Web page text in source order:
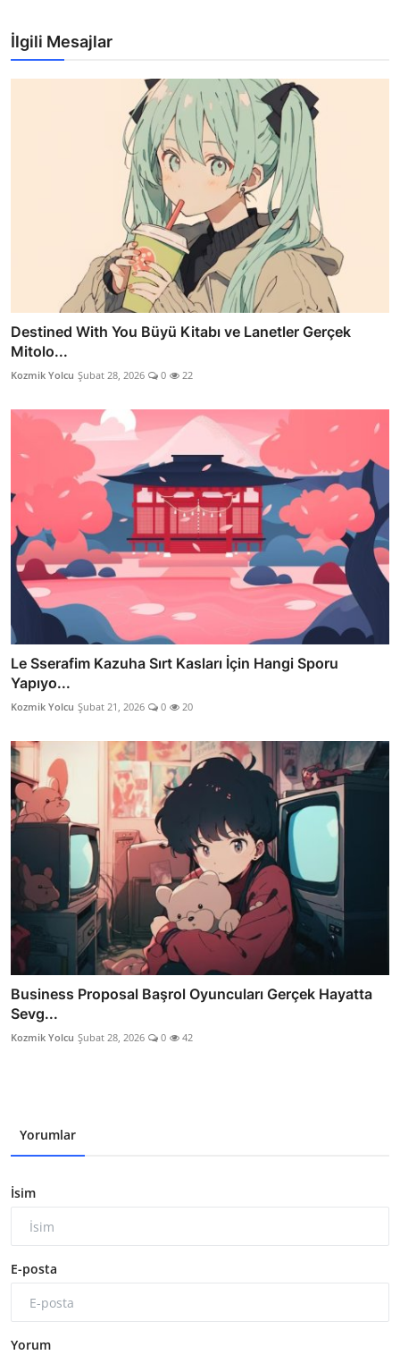
İlgili Mesajlar
Destined With You Büyü Kitabı ve Lanetler Gerçek
Mitolo...
Kozmik Yolcu Şubat 28, 2026 0 22
Le Sserafim Kazuha Sırt Kasları İçin Hangi Sporu
Yapıyo...
Kozmik Yolcu Şubat 21, 2026 0 20
Business Proposal Başrol Oyuncuları Gerçek Hayatta
Sevg...
Kozmik Yolcu Şubat 28, 2026 0 42
Yorumlar
İsim
E-posta
Yorum